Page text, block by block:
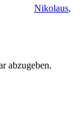
Nikolaus,
abzugeben.